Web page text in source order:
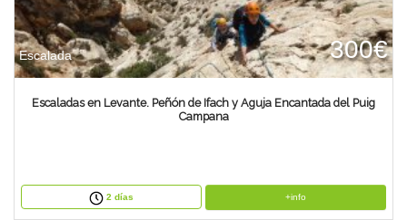
Escalada 300€
Escaladas en Levante. Peñón de Ifach y Aguja Encantada del Puig
Campana
2 días +info